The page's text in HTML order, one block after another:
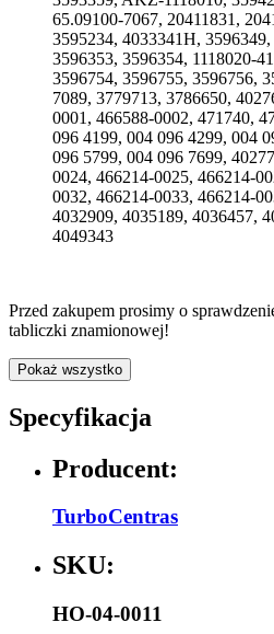
Przed zakupem prosimy o
tabliczki znamionowej!
Pokaż wszystko
Specyfikacja
Producent:
TurboCentras
SKU:
HO-04-0011